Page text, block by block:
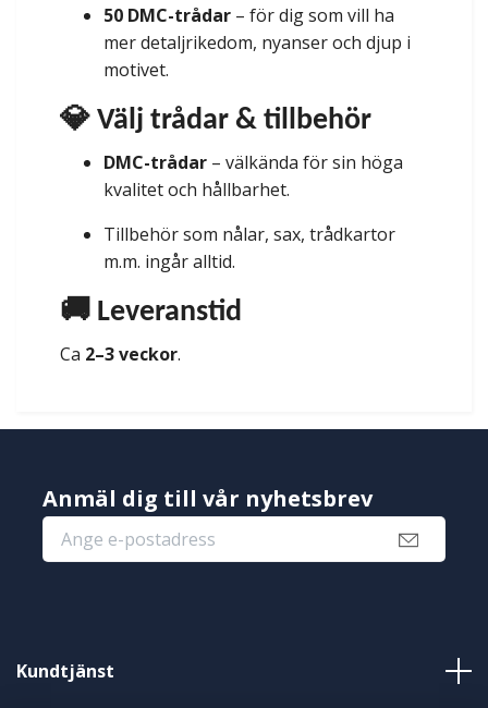
50 DMC-trådar – för dig som vill ha
mer detaljrikedom, nyanser och djup i
motivet.
💎 Välj trådar & tillbehör
DMC-trådar – välkända för sin höga
kvalitet och hållbarhet.
Tillbehör som nålar, sax, trådkartor
m.m. ingår alltid.
🚚 Leveranstid
Ca 2–3 veckor.
Anmäl dig till vår nyhetsbrev
Kundtjänst